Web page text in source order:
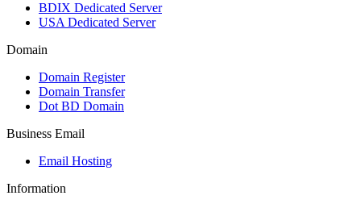
BDIX Dedicated Server
USA Dedicated Server
Domain
Domain Register
Domain Transfer
Dot BD Domain
Business Email
Email Hosting
Information